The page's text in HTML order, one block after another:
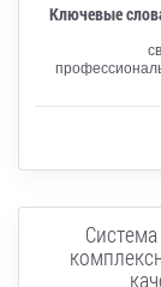
Ключевые